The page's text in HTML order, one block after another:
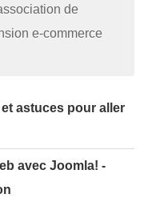
de
e-commerce
astuces pour aller
avec Joomla! -